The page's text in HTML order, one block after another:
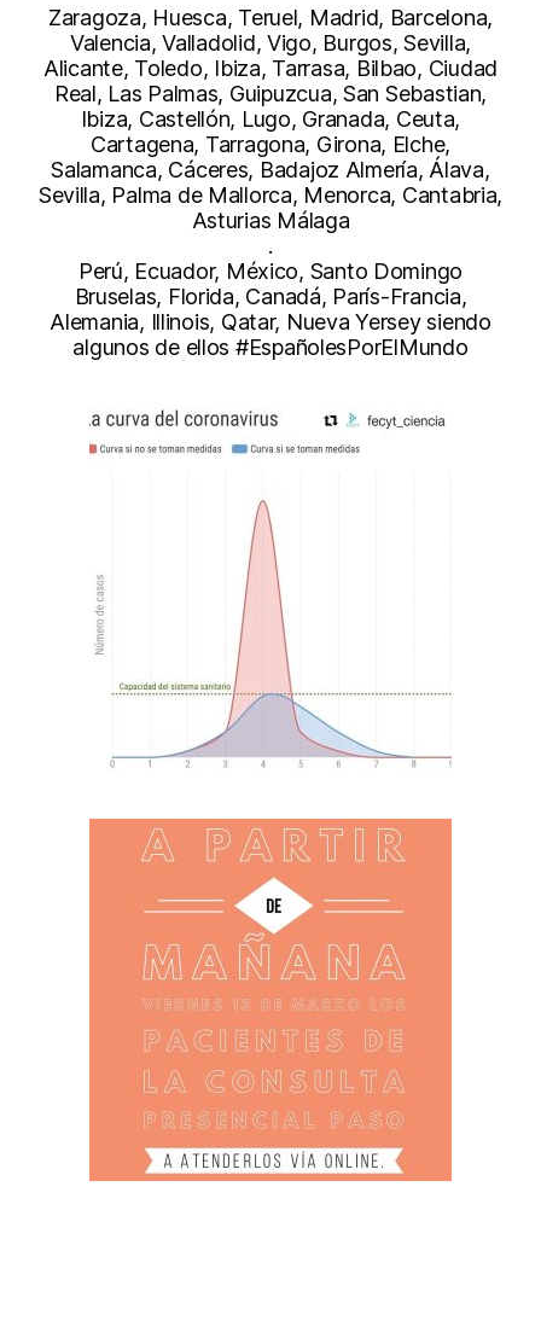
Zaragoza, Huesca, Teruel, Madrid, Barcelona,
Valencia, Valladolid, Vigo, Burgos, Sevilla,
Alicante, Toledo, Ibiza, Tarrasa, Bilbao, Ciudad
Real, Las Palmas, Guipuzcua, San Sebastian,
Ibiza, Castellón, Lugo, Granada, Ceuta,
Cartagena, Tarragona, Girona, Elche,
Salamanca, Cáceres, Badajoz Almería, Álava,
Sevilla, Palma de Mallorca, Menorca, Cantabria,
Asturias Málaga
.
Perú, Ecuador, México, Santo Domingo
Bruselas, Florida, Canadá, París-Francia,
Alemania, Illinois, Qatar, Nueva Yersey siendo
algunos de ellos #EspañolesPorElMundo